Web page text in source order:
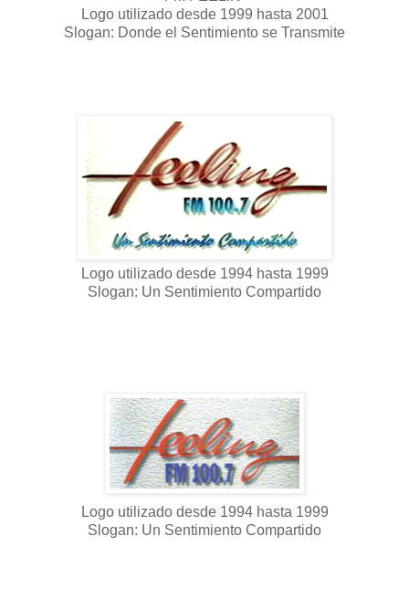
Logo utilizado desde 1999 hasta 2001
Slogan: Donde el Sentimiento se Transmite
Logo utilizado desde 1994 hasta 1999
Slogan: Un Sentimiento Compartido
Logo utilizado desde 1994 hasta 1999
Slogan: Un Sentimiento Compartido